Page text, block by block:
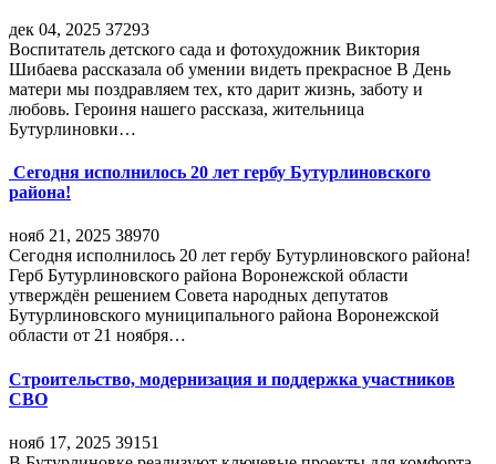
дек 04, 2025 37293
Воспитатель детского сада и фотохудожник Виктория
Шибаева рассказала об умении видеть прекрасное В День
матери мы поздравляем тех, кто дарит жизнь, заботу и
любовь. Героиня нашего рассказа, жительница
Бутурлиновки…
Сегодня исполнилось 20 лет гербу Бутурлиновского
района!
нояб 21, 2025 38970
Сегодня исполнилось 20 лет гербу Бутурлиновского района!
Герб Бутурлиновского района Воронежской области
утверждён решением Совета народных депутатов
Бутурлиновского муниципального района Воронежской
области от 21 ноября…
Строительство, модернизация и поддержка участников
СВО
нояб 17, 2025 39151